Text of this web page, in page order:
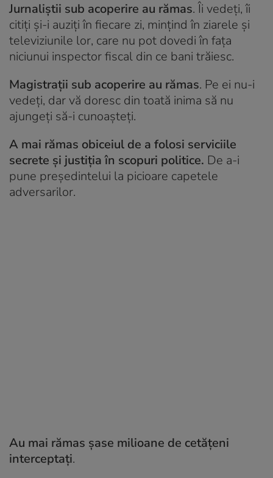
Jurnaliștii sub acoperire au rămas. Îi vedeți, îi
citiți și-i auziți în fiecare zi, mințind în ziarele și
televiziunile lor, care nu pot dovedi în fața
niciunui inspector fiscal din ce bani trăiesc.
Magistrații sub acoperire au rămas. Pe ei nu-i
vedeți, dar vă doresc din toată inima să nu
ajungeți să-i cunoașteți.
A mai rămas obiceiul de a folosi serviciile
secrete și justiția în scopuri politice. De a-i
pune președintelui la picioare capetele
adversarilor.
Au mai rămas șase milioane de cetățeni
interceptați.